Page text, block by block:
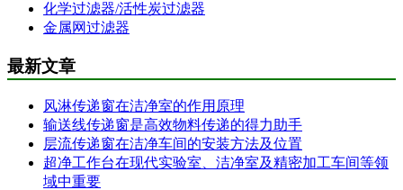
化学过滤器/活性炭过滤器
金属网过滤器
最新文章
风淋传递窗在洁净室的作用原理
输送线传递窗是高效物料传递的得力助手
层流传递窗在洁净车间的安装方法及位置
超净工作台在现代实验室、洁净室及精密加工车间等领
域中重要